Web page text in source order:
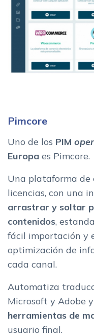
Pimcore
Uno de los PIM
Europa es Pimcore.
Una plataforma de
licencias, con una
arrastrar y soltar
contenidos,
fácil importación y
optimización de
cada canal.
Automatiza
Microsoft y Adobe
herramientas de
usuario final.